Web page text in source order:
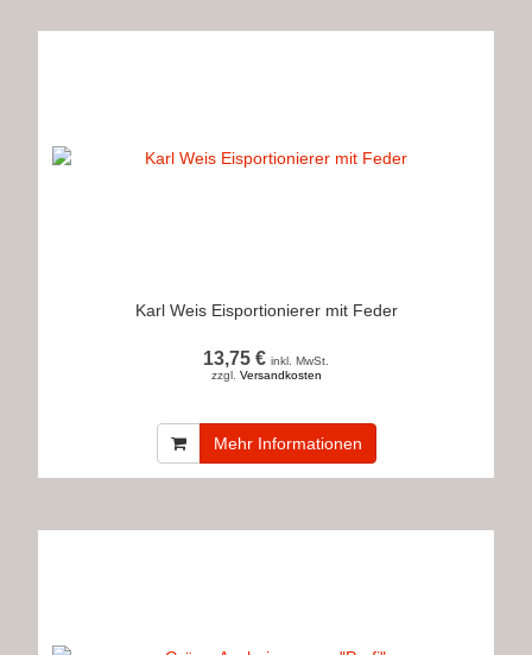
Karl Weis Eisportionierer mit Feder
13,75 € inkl. MwSt.
zzgl. Versandkosten
Mehr Informationen